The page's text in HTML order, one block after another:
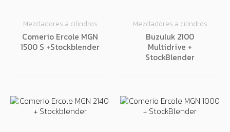
Mezcladores a cilindros
Comerio Ercole MGN
1500 S +Stockblender
Mezcladores a cilindros
Buzuluk 2100
Multidrive +
StockBlender